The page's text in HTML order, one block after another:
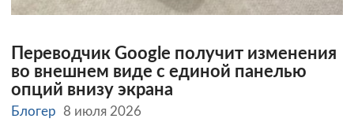
Переводчик Google получит изменения
во внешнем виде с единой панелью
опций внизу экрана
Блогер
8 июля 2026